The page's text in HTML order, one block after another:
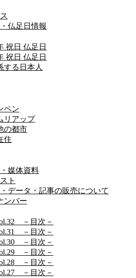
仏足日情報
祝日 仏足日
祝日 仏足日
する日本人
ペン
リアップ
の都市
住
媒体資料
ト
データ・記事の販売について
ンバー
－目次－
－目次－
－目次－
－目次－
－目次－
－目次－